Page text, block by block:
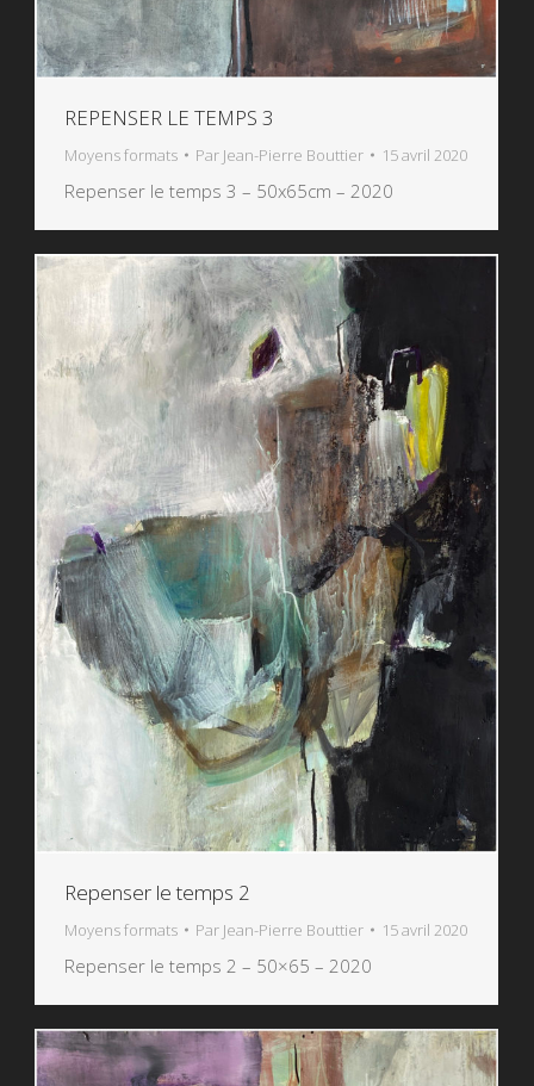
REPENSER LE TEMPS 3
Moyens formats Par Jean-Pierre Bouttier 15 avril 2020
Repenser le temps 3 – 50x65cm – 2020
Repenser le temps 2
Moyens formats Par Jean-Pierre Bouttier 15 avril 2020
Repenser le temps 2 – 50×65 – 2020